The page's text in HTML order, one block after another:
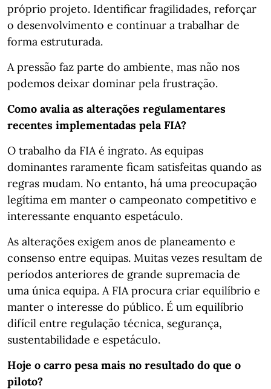
próprio projeto. Identificar fragilidades, reforçar
o desenvolvimento e continuar a trabalhar de
forma estruturada.
A pressão faz parte do ambiente, mas não nos
podemos deixar dominar pela frustração.
Como avalia as alterações regulamentares
recentes implementadas pela FIA?
O trabalho da FIA é ingrato. As equipas
dominantes raramente ficam satisfeitas quando as
regras mudam. No entanto, há uma preocupação
legítima em manter o campeonato competitivo e
interessante enquanto espetáculo.
As alterações exigem anos de planeamento e
consenso entre equipas. Muitas vezes resultam de
períodos anteriores de grande supremacia de
uma única equipa. A FIA procura criar equilíbrio e
manter o interesse do público. É um equilíbrio
difícil entre regulação técnica, segurança,
sustentabilidade e espetáculo.
Hoje o carro pesa mais no resultado do que o
piloto?